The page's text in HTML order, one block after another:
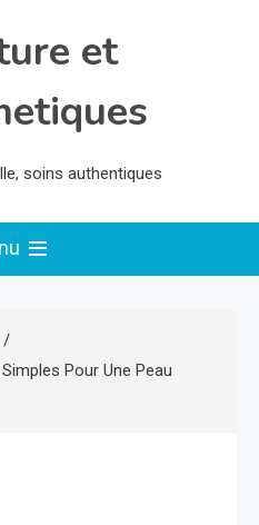
et
soins authentiques
Pour Une Peau